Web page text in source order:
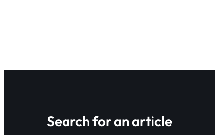
Search for an article